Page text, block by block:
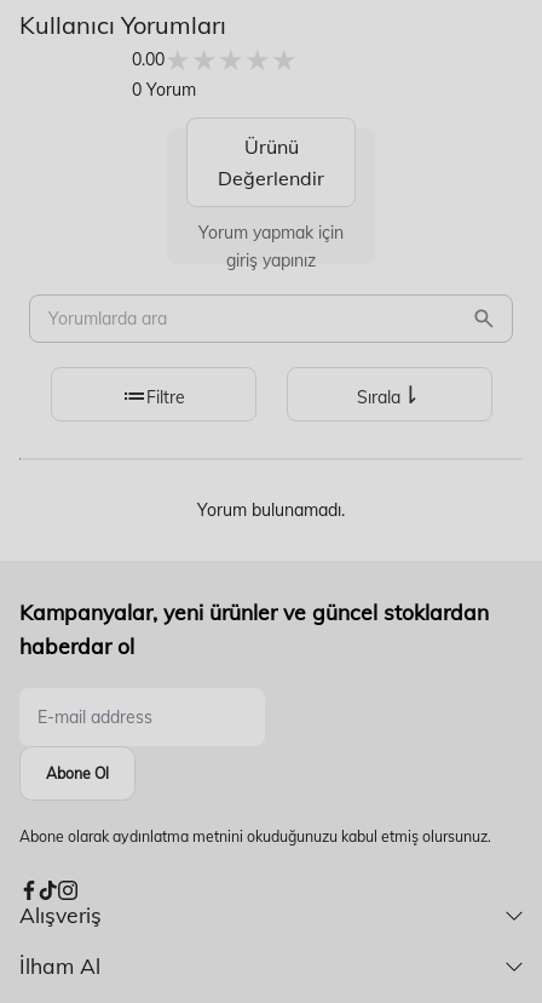
Kullanıcı Yorumları
0.00 ★★★★★
★★★★★
0 Yorum
Ürünü
Değerlendir
Yorum yapmak için
giriş yapınız
Filtre Sırala
Yorum bulunamadı.
Kampanyalar, yeni ürünler ve güncel stoklardan
haberdar ol
Abone Ol
Abone olarak aydınlatma metnini okuduğunuzu kabul etmiş olursunuz.
Alışveriş
İlham Al